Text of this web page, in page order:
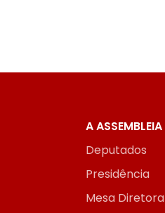
A ASSEMBLEIA
Deputados
Presidência
Mesa Diretora